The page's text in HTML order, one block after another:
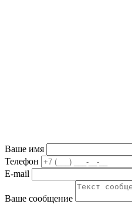
Ваше имя
Телефон
E-mail
Ваше сообщение